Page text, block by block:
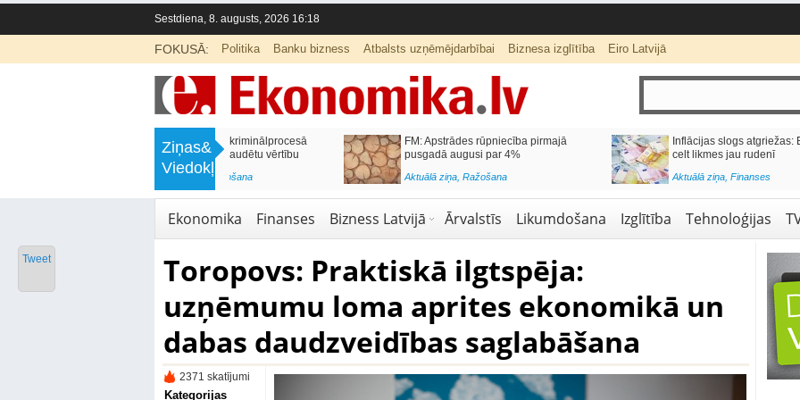
Sestdiena, 8. augusts, 2026 16:18
FOKUSĀ: Politika Banku bizness Atbalsts uzņēmējdarbībai Biznesa izglītība Eiro Latvijā
Ziņas&
Viedokļi
Valsts rūpēsies, lai kriminālprocesā
arestētā manta nezaudētu vērtību
FM: Apstrādes rūpniecība pirmajā
pusgadā augusi par 4%
,Ražošana
Inflācijas slogs atgriežas: ECB varētu
celt likmes jau rudenī
,Finanses
Ekonomika Finanses Bizness Latvijā Ārvalstīs Likumdošana Izglītība Tehnoloģijas
Toropovs: Praktiskā ilgtspēja:
uzņēmumu loma aprites ekonomikā un
dabas daudzveidības saglabāšana
2371 skatījumi
Kategorijas
Tweet